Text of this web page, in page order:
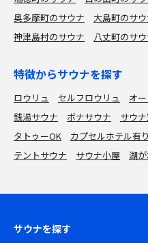
奥多摩町のサウナ
大島町のサ
神津島村のサウナ
八丈町のサ
特徴からサウナを探す
ロウリュ セルフロウリュ オ
銭湯サウナ
ボナサウナ サウ
タトゥーOK
カプセルホテル有り
テントサウナ
サウナ小屋 湖
サウナを探す